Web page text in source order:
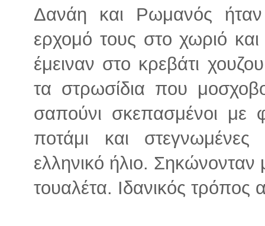
Δανάη και Ρωμανός ήταν
ερχομό τους στο χωριό
έμειναν στο κρεβάτι
τα στρωσίδια που
σαπούνι σκεπασμένοι με
ποτάμι και
ελληνικό ήλιο. Σηκώνονταν
τουαλέτα. Ιδανικός